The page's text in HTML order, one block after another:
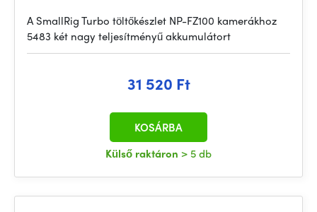
A SmallRig Turbo töltőkészlet NP-FZ100 kamerákhoz
5483 két nagy teljesítményű akkumulátort
31 520 Ft
Külső raktáron > 5 db
KOSÁRBA